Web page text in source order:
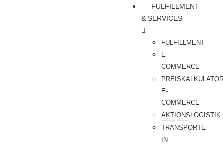
FULFILLMENT
& SERVICES
FULFILLMENT
E-
COMMERCE
E-
COMMERCE
AKTIONSLOGISTIK
TRANSPORTE
IN